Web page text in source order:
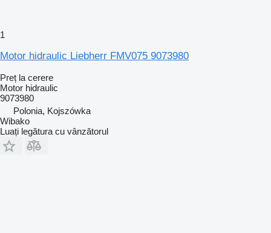
1
Motor hidraulic Liebherr FMV075 9073980
Preț la cerere
Motor hidraulic
9073980
Polonia, Kojszówka
Wibako
Luați legătura cu vânzătorul